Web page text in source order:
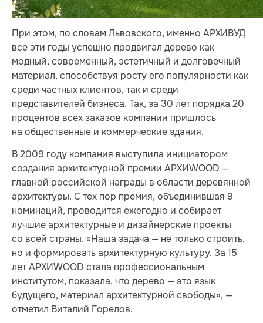
При этом, по словам Львовского, именно АРХИВУД
все эти годы успешно продвигал дерево как
модный, современный, эстетичный и долговечный
материал, способствуя росту его популярности как
среди частных клиентов, так и среди
представителей бизнеса. Так, за 30 лет порядка 20
процентов всех заказов компании пришлось
на общественные и коммерческие здания.
В 2009 году компания выступила инициатором
создания архитектурной премии АРХИWOOD —
главной российской награды в области деревянной
архитектуры. С тех пор премия, объединившая 9
номинаций, проводится ежегодно и собирает
лучшие архитектурные и дизайнерские проекты
со всей страны. «Наша задача — не только строить,
но и формировать архитектурную культуру. За 15
лет АРХИWOOD стала профессиональным
институтом, показала, что дерево — это язык
будущего, материал архитектурной свободы», —
отметил Виталий Горелов.